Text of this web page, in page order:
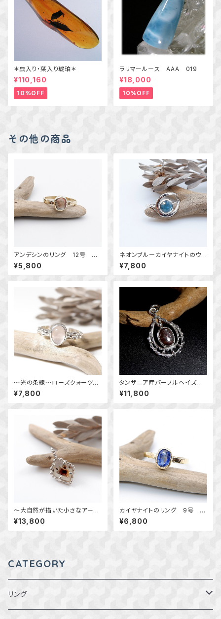
＊虫入り・葉入り琥珀＊
¥110,160
10%OFF
ラリマールース AAA 019
¥18,000
10%OFF
その他の商品
アンデシンのリング 12号 ～
真鍮～ 天然石アクセサリー
指輪 一点物 macari
¥5,800
ネオンブルーカイヤナイトのウェ
ーブリング 9号 ～Blue Eve
rflow～ 天然石リング 一点
物 macari
¥7,800
～光の条線～ローズクォーツの
粒飾りリング 約11.5号 天然石
アクセサリー 指輪 一点物
¥7,800
タンザニア産パープルヘイズサ
ンストーンのドロップレースペン
ダント ～静かに宿る煌めき
～ 天然石アクセサリー ペン
¥11,800
～大自然が描いた小さなアート
～ デンドリチックアゲートの粒
飾りペンダント 天然石アクセ
サリー 一点物
¥13,800
カイヤナイトのリング 9号 真
鍮 ～清らかな蒼～ 天然石
アクセサリー 指輪 一点物
macari
¥6,800
CATEGORY
リング